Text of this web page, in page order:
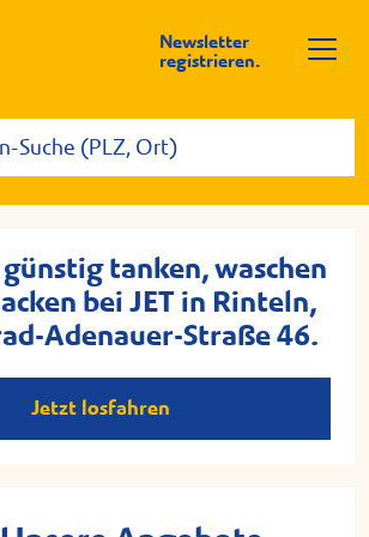
Newsletter
registrieren.
tanken, waschen
bei JET in Rinteln,
Adenauer-Straße 46.
Jetzt losfahren